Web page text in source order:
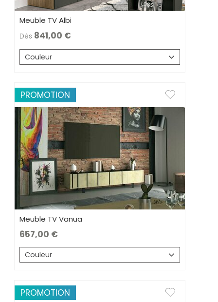
Meuble TV Albi
Dès 841,00
Couleur
PROMOTION
Meuble TV Vanua
657,00
Couleur
PROMOTION